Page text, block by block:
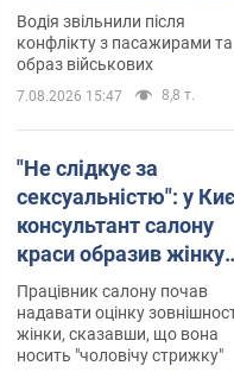
і поплатився. Відео
Водія звільнили після
конфлікту з пасажирами та
образ військових
7.08.2026 15:47 8,8 т.
"Не слідкує за
сексуальністю": у
консультант салону
краси образив жінку
після хімієтерапії,
розгорівся скандал.
Фото
Працівник салону почав
надавати оцінку
жінки, сказавши, що вона
носить "чоловічу стрижку"